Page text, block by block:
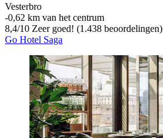
Vesterbro
‐0,62 km van het centrum
8,4/10 Zeer goed! (1.438 beoordelingen)
Go Hotel Saga